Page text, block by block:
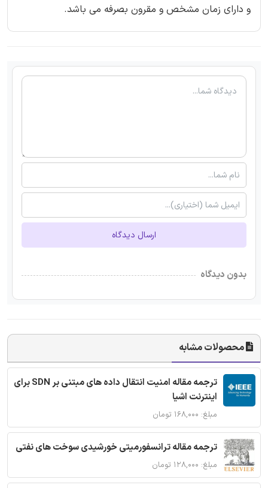
و دارای زمان مشخص و مقرون بصرفه می باشد.
ارسال دیدگاه
بدون دیدگاه
محصولات مشابه
ترجمه مقاله امنیت انتقال داده های مبتنی بر SDN برای
اینترنت اشیا
مبلغ: ۱۶۸,۰۰۰ تومان
ترجمه مقاله ترانسفورمیتی خورشیدی سوخت های نفتی
مبلغ: ۱۲۸,۰۰۰ تومان